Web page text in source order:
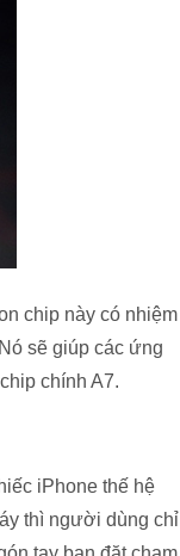
chip này có nhiệm
sẽ giúp các ứng
chính A7.
iPhone thế hệ
thì người dùng chỉ